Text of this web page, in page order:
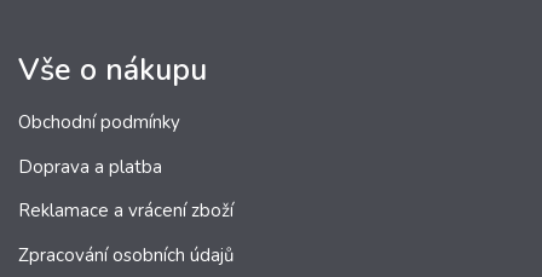
Vše o nákupu
Obchodní podmínky
Doprava a platba
Reklamace a vrácení zboží
Zpracování osobních údajů